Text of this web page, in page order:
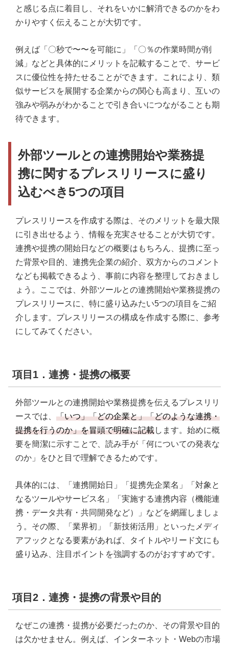
と感じる点に着目し、それをいかに解消できるのかをわ
かりやすく伝えることが大切です。
例えば「〇秒で〜〜を可能に」「〇％の作業時間が削
減」などと具体的にメリットを記載することで、サービ
スに優位性を持たせることができます。これにより、類
似サービスを展開する企業からの関心も高まり、互いの
強みや弱みがわかることで引き合いにつながることも期
待できます。
外部ツールとの連携開始や業務提
携に関するプレスリリースに盛り
込むべき5つの項目
プレスリリースを作成する際は、そのメリットを最大限
に引き出せるよう、情報を充実させることが大切です。
連携や提携の開始日などの概要はもちろん、提携に至っ
た背景や目的、連携先企業の紹介、双方からのコメント
なども掲載できるよう、事前に内容を整理しておきまし
ょう。ここでは、外部ツールとの連携開始や業務提携の
プレスリリースに、特に盛り込みたい5つの項目をご紹
介します。プレスリリースの構成を作成する際に、参考
にしてみてください。
項目1．連携・提携の概要
外部ツールとの連携開始や業務提携を伝えるプレスリリ
ースでは、 「いつ」「どの企業と」「どのような連携・
提携を行うのか」を冒頭で明確に記載します。始めに概
要を簡潔に示すことで、読み手が「何についての発表な
のか」をひと目で理解できるためです。
具体的には、「連携開始日」「提携先企業名」「対象と
なるツールやサービス名」「実施する連携内容（機能連
携・データ共有・共同開発など）」などを網羅しましょ
う。その際、「業界初」「新技術活用」といったメディ
アフックとなる要素があれば、タイトルやリード文にも
盛り込み、注目ポイントを強調するのがおすすめです。
項目2．連携・提携の背景や目的
なぜこの連携・提携が必要だったのか、その背景や目的
は欠かせません。例えば、インターネット・Webの市場